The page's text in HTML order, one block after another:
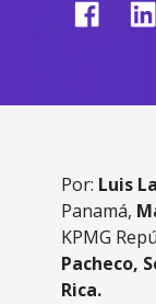
Por: Luis
Panamá,
KPMG
Pacheco,
Rica.